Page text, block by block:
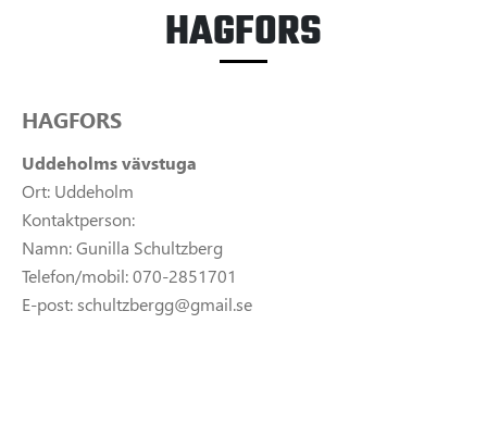
HAGFORS
HAGFORS
Uddeholms vävstuga
Ort: Uddeholm
Kontaktperson:
Namn: Gunilla Schultzberg
Telefon/mobil: 070-2851701
E-post: schultzbergg@gmail.se